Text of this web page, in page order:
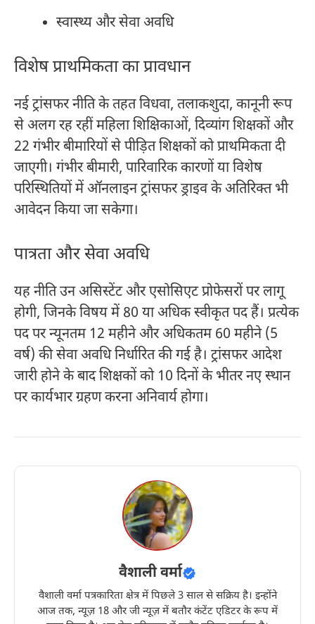
स्वास्थ्य और सेवा अवधि
विशेष प्राथमिकता का प्रावधान
नई ट्रांसफर नीति के तहत विधवा, तलाकशुदा, कानूनी रूप
से अलग रह रहीं महिला शिक्षिकाओं, दिव्यांग शिक्षकों और
22 गंभीर बीमारियों से पीड़ित शिक्षकों को प्राथमिकता दी
जाएगी। गंभीर बीमारी, पारिवारिक कारणों या विशेष
परिस्थितियों में ऑनलाइन ट्रांसफर ड्राइव के अतिरिक्त भी
आवेदन किया जा सकेगा।
पात्रता और सेवा अवधि
यह नीति उन असिस्टेंट और एसोसिएट प्रोफेसरों पर लागू
होगी, जिनके विषय में 80 या अधिक स्वीकृत पद हैं। प्रत्येक
पद पर न्यूनतम 12 महीने और अधिकतम 60 महीने (5
वर्ष) की सेवा अवधि निर्धारित की गई है। ट्रांसफर आदेश
जारी होने के बाद शिक्षकों को 10 दिनों के भीतर नए स्थान
पर कार्यभार ग्रहण करना अनिवार्य होगा।
वैशाली वर्मा
वैशाली वर्मा पत्रकारिता क्षेत्र में पिछले 3 साल से सक्रिय है। इन्होंने
आज तक, न्यूज़ 18 और जी न्यूज़ में बतौर कंटेंट एडिटर के रूप में